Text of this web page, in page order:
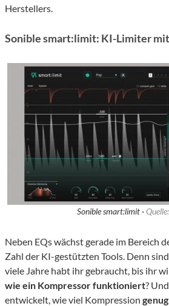
Herstellers.
Sonible smart:limit: KI-Limiter
Sonible smart:limit ·
Neben EQs wächst gerade im Bereich
Zahl der KI-gestützten Tools. Denn
viele Jahre habt ihr gebraucht, bis ihr
wie ein Kompressor funktioniert?
entwickelt, wie viel Kompression